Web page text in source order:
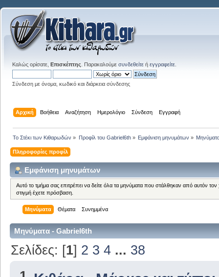
Καλώς ορίσατε, Επισκέπτης . Παρακαλούμε συνδεθείτε ή εγγραφείτε
Σύνδεση με όνομα, κωδικό και διάρκεια σύνδεσης
Αρχική Βοήθεια Αναζήτηση Ημερολόγιο Σύνδεση Εγγραφή
Το Στέκι των Κιθαρωδών » Προφίλ του Gabriel6th» Εμφάνιση μηνυμάτων »
Πληροφορίες προφίλ
Εμφάνιση μηνυμάτων
Αυτό το τμήμα σας επιτρέπει να δείτε όλα τα μηνύματα που στάλθηκαν από αυτόν
στιγμή έχετε πρόσβαση.
Μηνύματα Θέματα Συνημμένα
Μηνύματα - Gabriel6th
Σελίδες: [1] 2 3 4 ... 38